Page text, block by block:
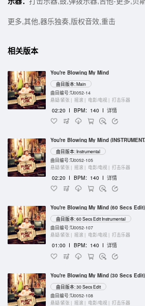
更多,其他,器乐独奏,版权音效,重击
相关版本
You're Blowing My Mind
曲目版本: Main
曲目编号:TJ0052-14
悬疑/紧张 | 摇滚 | 电影/电视 | 打击乐器
02:20 I BPM：140 I 详情
You're Blowing My Mind
曲目版本: Instrumental
曲目编号:TJ0052-105
悬疑/紧张 | 摇滚 | 电影/电视 | 打击乐器
02:20 I BPM：140 I 详情
You're Blowing My Mind (60 Secs Edit)
曲目版本: 60 Secs Edit Instrumental
曲目编号:TJ0052-107
悬疑/紧张 | 摇滚 | 电影/电视 | 打击乐器
01:00 I BPM：140 I 详情
You're Blowing My Mind (30 Secs Edit)
曲目版本: 30 Secs Edit
曲目编号:TJ0052-108
悬疑/紧张 | 摇滚 | 电影/电视 | 打击乐器